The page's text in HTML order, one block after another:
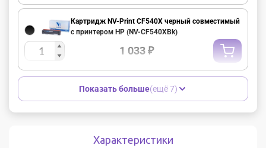
Картридж NV-Print CF540X черный совместимый
с принтером HP (NV-CF540XBk)
1 033 ₽
Показать больше(ещё 7)
Характеристики